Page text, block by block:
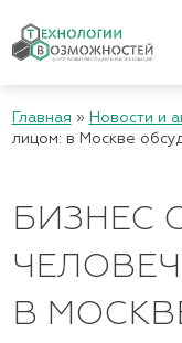
Главная » Новости и
лицом: в Москве
БИЗНЕС
В